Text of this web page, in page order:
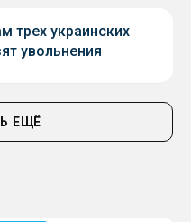
трех украинских
увольнения
ЕЩЁ